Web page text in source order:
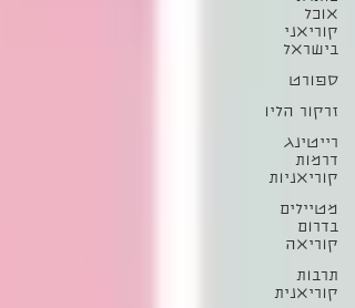
אוכל
קוריאני
בישראל
ספורט
זרקור הליו
רייטינג
דרמות
קוריאניות
מטיילים
בדרום
קוריאה
תרבות
קוריאנית